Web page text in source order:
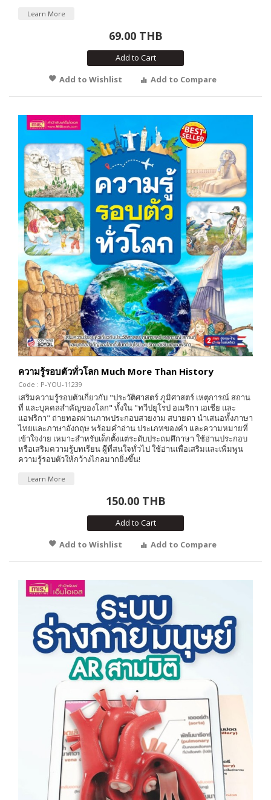
Learn More
69.00 THB
Add to Cart
Add to Wishlist
Add to Compare
ความรู้รอบตัวทั่วโลก Much More Than History
Code : P-YOU-11239
เสริมความรู้รอบตัวเกี่ยวกับ "ประวัติศาสตร์ ภูมิศาสตร์ เหตุการณ์ สถาน
ที่ และบุคคลสำคัญของโลก" ทั้งใน "ทวีปยุโรป อเมริกา เอเชีย และ
แอฟริกา" ถ่ายทอดผ่านภาพประกอบสวยงาม สบายตา นำเสนอทั้งภาษา
ไทยและภาษาอังกฤษ พร้อมคำอ่าน ประเภทของคำ และความหมายที่
เข้าใจง่าย เหมาะสำหรับเด็กตั้งแต่ระดับประถมศึกาษา ใช้อ่านประกอบ
หรือเสริมความรู้บทเรียน ผู้ีที่สนใจทั่วไป ใช้อ่านเพื่อเสริมและเพิ่มพูน
ความรู้รอบตัวให้กว้างไกลมากยิ่งขึ้น!
Learn More
150.00 THB
Add to Cart
Add to Wishlist
Add to Compare